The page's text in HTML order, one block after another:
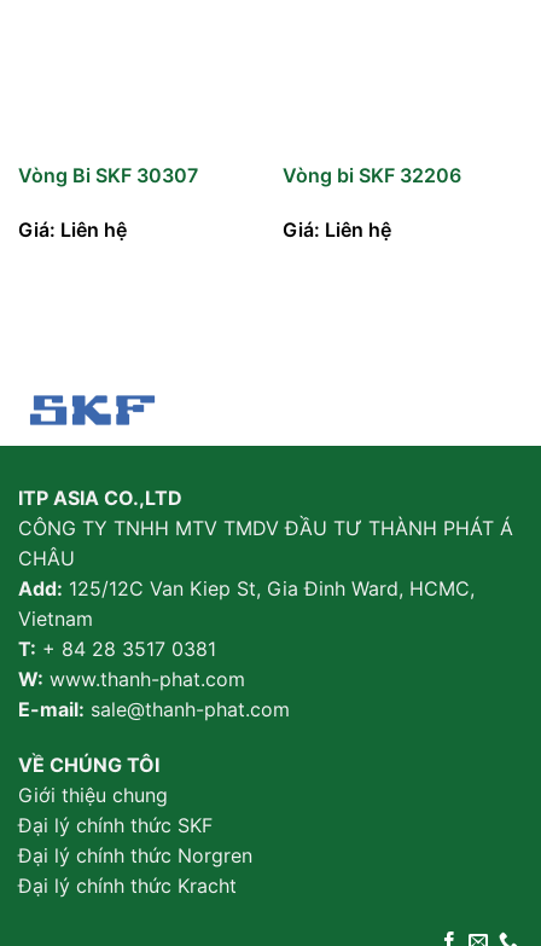
Vòng Bi SKF 30307
Giá: Liên hệ
Vòng bi SKF 32206
Giá: Liên hệ
ITP ASIA CO.,LTD
CÔNG TY TNHH MTV TMDV ĐẦU TƯ THÀNH PHÁT Á
CHÂU
Add: 125/12C Van Kiep St, Gia Đinh Ward, HCMC,
Vietnam
T: + 84 28 3517 0381
W: www.thanh-phat.com
E-mail: sale@thanh-phat.com
VỀ CHÚNG TÔI
Giới thiệu chung
Đại lý chính thức SKF
Đại lý chính thức Norgren
Đại lý chính thức Kracht